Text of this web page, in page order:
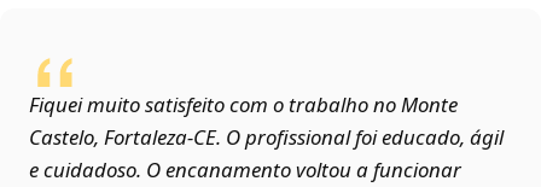
Fiquei muito satisfeito com o trabalho no Monte
Castelo, Fortaleza‑CE. O profissional foi educado, ágil
e cuidadoso. O encanamento voltou a funcionar